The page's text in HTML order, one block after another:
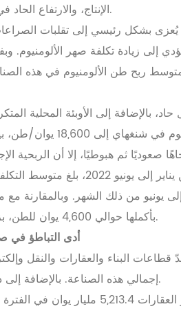
الإنتاج، والارتفاع الحاد في أسعار منتجات الألمنيوم والفحم الإلكتروليتي، وهو عامل مهم أيضًا.
يُعزى بشكل رئيسي إلى تقلبات
إلى زيادة تكلفة صهر الألومنيوم.
بالإضافة إلى الأوبئة المحلية
ثم هبوطيًا، إلا أن الربحية
بأكملها حوالي 4,600 يوان للطن، بزيادة قدرها 548 يوانًا للطن مقارنة بالفترة نفسها من العام الماضي.
أدى التباطؤ في
إجمالي هذه الصناعة. بالإضافة إلى ذلك، هناك تطبيقات في السلع الاستهلاكية المعمرة والتغليف والآلات.